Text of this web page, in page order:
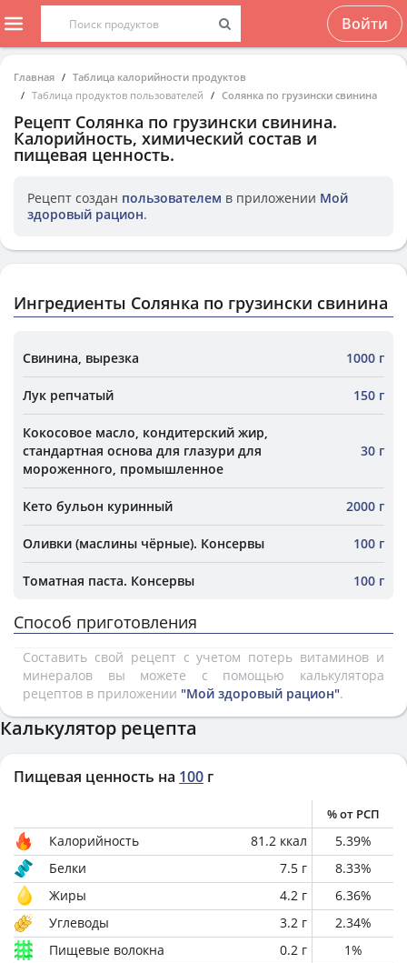
Войти
Главная
Таблица калорийности продуктов
Таблица продуктов пользователей
Солянка по грузински свинина
Рецепт Солянка по грузински свинина.
Калорийность, химический состав и
пищевая ценность.
Рецепт создан пользователем в приложении Мой
здоровый рацион.
Ингредиенты Солянка по грузински свинина
Свинина, вырезка 1000 г
Лук репчатый 150 г
Кокосовое масло, кондитерский жир,
стандартная основа для глазури для
мороженного, промышленное
30 г
Кето бульон куринный 2000 г
Оливки (маслины чёрные). Консервы 100 г
Томатная паста. Консервы 100 г
Способ приготовления
Составить свой рецепт с учетом потерь витаминов и
минералов вы можете с помощью калькулятора
рецептов в приложении "Мой здоровый рацион".
Калькулятор рецепта
Пищевая ценность на 100 г
% от РСП
Калорийность 81.2 ккал 5.39%
Белки
7.5 г 8.33%
Жиры
4.2 г 6.36%
Углеводы
3.2 г 2.34%
Пищевые волокна
0.2 г 1%